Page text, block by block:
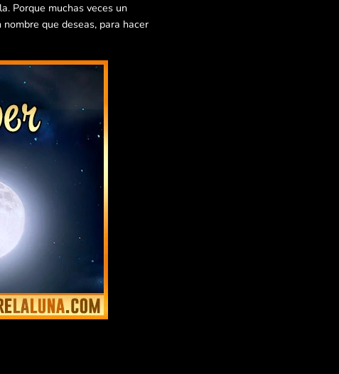
Porque muchas veces un
que deseas, para hacer